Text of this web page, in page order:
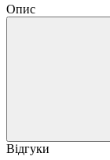
Опис
Відгуки